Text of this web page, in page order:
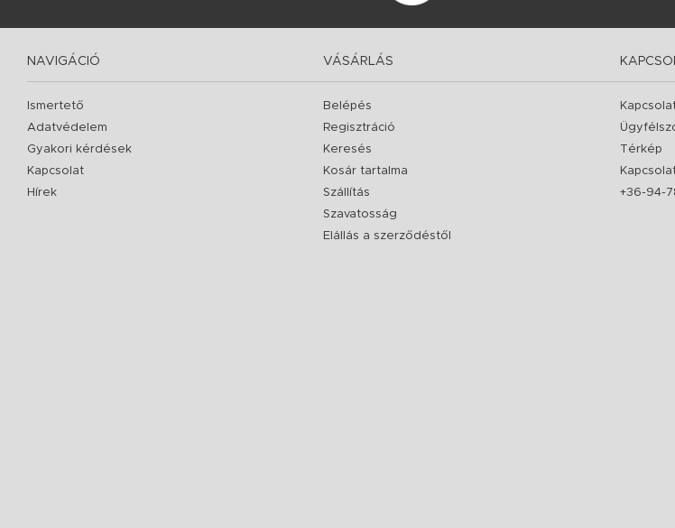
NAVIGÁCIÓ
Ismertető
Adatvédelem
Gyakori kérdések
Kapcsolat
Hírek
VÁSÁRLÁS
Belépés
Regisztráció
Keresés
Kosár tartalma
Szállítás
Szavatosság
Elállás a szerződéstől
Térkép
+36-94-